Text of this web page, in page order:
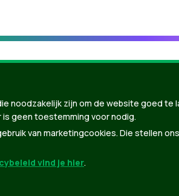
| Gebouwd door
noodzakelijk zijn om de website goed te
geen toestemming voor nodig.
van marketingcookies. Die stellen
vind je hier.